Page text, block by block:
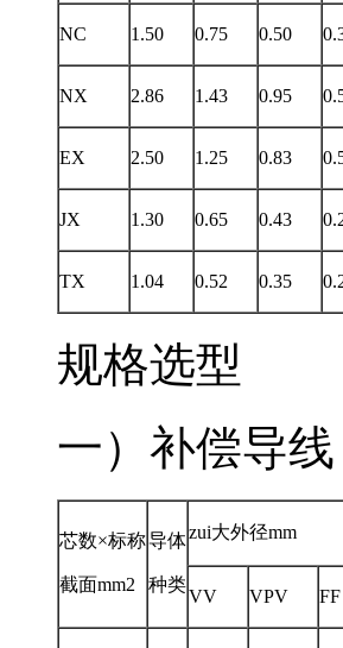
NC 1.50 0.75 0.50
NX 2.86 1.43 0.95
EX 2.50 1.25 0.83
JX 1.30 0.65 0.43
TX 1.04 0.52 0.35
规格选型
一）补偿导线
芯数×标称
截面mm2
导体
种类
zui大外径mm
VV VPV FF